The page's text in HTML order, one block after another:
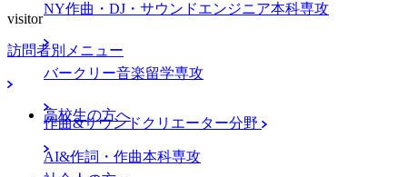
NY作曲・DJ・サウンドエンジニア本科専攻
バークリー音楽留学専攻
作曲&サウンドクリエーター分野
AI&作詞・作曲本科専攻
visitor
訪問者別メニュー
高校生の方へ